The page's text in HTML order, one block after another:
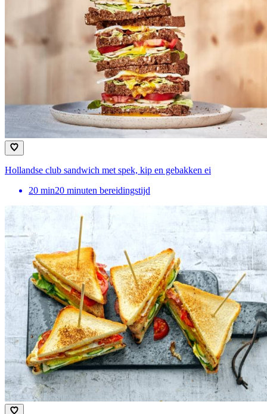
Hollandse club sandwich met spek, kip en gebakken ei
20 min20 minuten bereidingstijd